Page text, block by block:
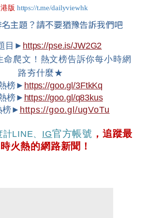
版 https://t.me/dailyviewhk
主題？請不要猶豫告訴我們吧
目► https://pse.is/JW2G2
命爬文！熱文榜告訴你每小時網
路夯什麼★
榜► https://goo.gl/3FtkKq
榜► https://goo.gl/q83kus
榜► https://goo.gl/ugVoTu
計LINE、 IG官方帳號 ，追蹤最
火熱的網路新聞！